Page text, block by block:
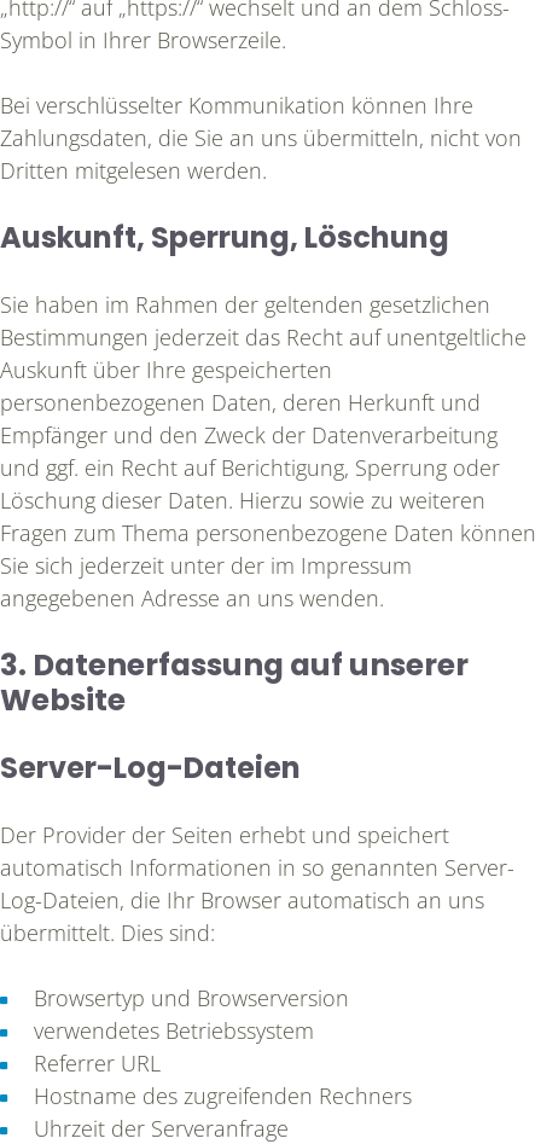
„http://“ auf „https://“ wechselt und an dem Schloss-
Symbol in Ihrer Browserzeile.
Bei verschlüsselter Kommunikation können Ihre
Zahlungsdaten, die Sie an uns übermitteln, nicht von
Dritten mitgelesen werden.
Auskunft, Sperrung, Löschung
Sie haben im Rahmen der geltenden gesetzlichen
Bestimmungen jederzeit das Recht auf unentgeltliche
Auskunft über Ihre gespeicherten
personenbezogenen Daten, deren Herkunft und
Empfänger und den Zweck der Datenverarbeitung
und ggf. ein Recht auf Berichtigung, Sperrung oder
Löschung dieser Daten. Hierzu sowie zu weiteren
Fragen zum Thema personenbezogene Daten können
Sie sich jederzeit unter der im Impressum
angegebenen Adresse an uns wenden.
3. Datenerfassung auf unserer
Website
Server-Log-Dateien
Der Provider der Seiten erhebt und speichert
automatisch Informationen in so genannten Server-
Log-Dateien, die Ihr Browser automatisch an uns
übermittelt. Dies sind:
Browsertyp und Browserversion
verwendetes Betriebssystem
Referrer URL
Hostname des zugreifenden Rechners
Uhrzeit der Serveranfrage